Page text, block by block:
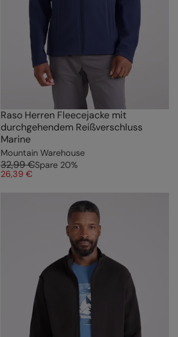
Raso Herren Fleecejacke mit
durchgehendem Reißverschluss
Marine
Mountain Warehouse
32,99 €Spare 20%
26,39 €